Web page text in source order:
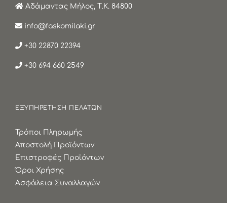
Αδάμαντας Μήλος, Τ.Κ. 84800
info@faskomilaki.gr
+30 22870 22394
+30 694 660 2549
ΕΞΥΠΗΡΕΤΗΣΗ ΠΕΛΑΤΩΝ
Τρόποι Πληρωμής
Αποστολή Προϊόντων
Επιστροφές Προϊόντων
Όροι Χρήσης
Ασφάλεια Συναλλαγών